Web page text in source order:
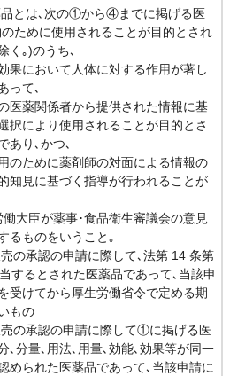
とは､次の①から④までに掲げる医
ために使用されることが目的とされ
く｡)のうち､
果において人体に対する作用が著し
って､
医薬関係者から提供された情報に基
択により使用されることが目的とさ
あり､かつ､
のために薬剤師の対面による情報の
知見に基づく指導が行われることが
働大臣が薬事･食品衛生審議会の意見
るものをいうこと｡
の承認の申請に際して､法第 14 条第
するとされた医薬品であって､当該申
受けてから厚生労働省令で定める期
もの
の承認の申請に際して①に掲げる医
､分量､用法､用量､効能､効果等が同一
められた医薬品であって､当該申請に